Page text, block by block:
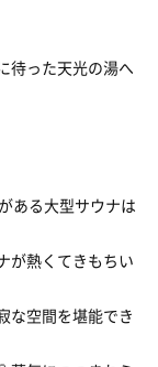
待った天光の湯へ
ある大型サウナは
が熱くてきもちい
な空間を堪能でき